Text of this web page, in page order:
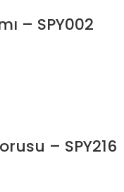
– SPY002
– SPY216